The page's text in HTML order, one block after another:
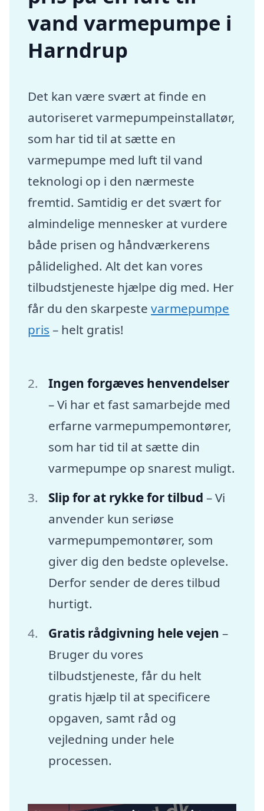
vand varmepumpe i
Harndrup
Det kan være svært at finde en
autoriseret varmepumpeinstallatør,
som har tid til at sætte en
varmepumpe med luft til vand
teknologi op i den nærmeste
fremtid. Samtidig er det svært for
almindelige mennesker at vurdere
både prisen og håndværkerens
pålidelighed. Alt det kan vores
tilbudstjeneste hjælpe dig med. Her
får du den skarpestevarmepumpe
pris – helt gratis!
Ingen forgæves henvendelser
– Vi har et fast samarbejde med
erfarne varmepumpemontører,
som har tid til at sætte din
varmepumpe op snarest muligt.
Slip for at rykke for tilbud – Vi
anvender kun seriøse
varmepumpemontører, som
giver dig den bedste oplevelse.
Derfor sender de deres tilbud
hurtigt.
Gratis rådgivning hele vejen –
Bruger du vores
tilbudstjeneste, får du helt
gratis hjælp til at specificere
opgaven, samt råd og
vejledning under hele
processen.